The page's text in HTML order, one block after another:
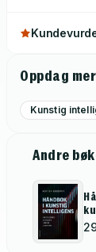
Oppdag mer
Kunstig
Andre